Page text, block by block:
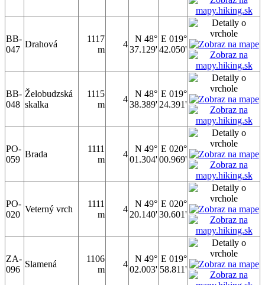
BB-
047
Drahová
1117
m
4
N 48°
37.129'
E 019°
42.050'
BB-
048
Želobudzská
skalka
1115
m
4
N 48°
38.389'
E 019°
24.391'
PO-
059
Brada
1111
m
4
N 49°
01.304'
E 020°
00.969'
PO-
020
Veterný vrch
1111
m
4
N 49°
20.140'
E 020°
30.601'
ZA-
096
Slamená
1106
m
4
N 49°
02.003'
E 019°
58.811'